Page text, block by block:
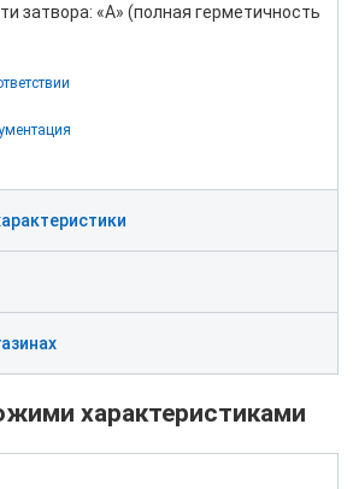
затвора: «А» (полная герметичность
характеристиками